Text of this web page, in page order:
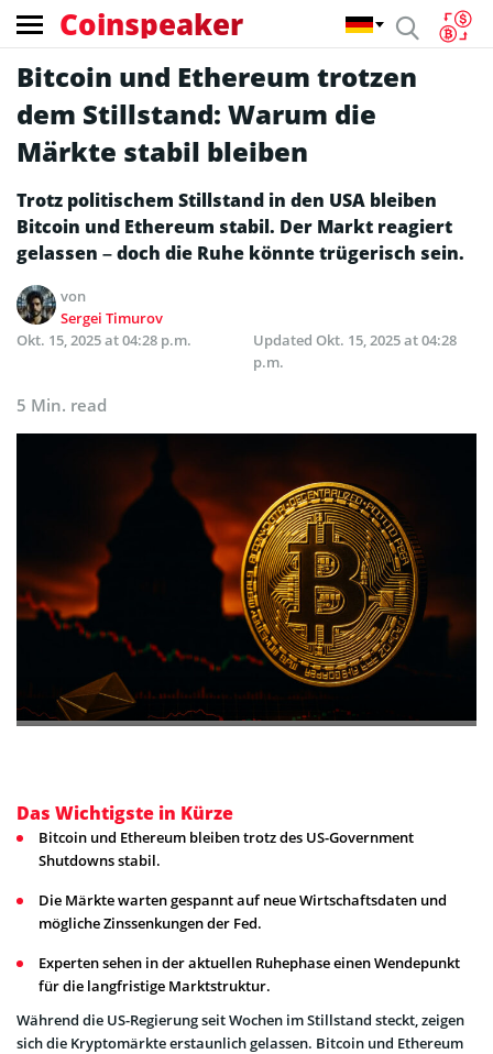
Coinspeaker
Bitcoin und Ethereum trotzen
dem Stillstand: Warum die
Märkte stabil bleiben
Trotz politischem Stillstand in den USA bleiben
Bitcoin und Ethereum stabil. Der Markt reagiert
gelassen – doch die Ruhe könnte trügerisch sein.
von
Sergei Timurov
Okt. 15, 2025 at 04:28 p.m.
Updated Okt. 15, 2025 at 04:28
p.m.
5 Min. read
Das Wichtigste in Kürze
Bitcoin und Ethereum bleiben trotz des US-Government
Shutdowns stabil.
Die Märkte warten gespannt auf neue Wirtschaftsdaten und
mögliche Zinssenkungen der Fed.
Experten sehen in der aktuellen Ruhephase einen Wendepunkt
für die langfristige Marktstruktur.
Während die US-Regierung seit Wochen im Stillstand steckt, zeigen
sich die Kryptomärkte erstaunlich gelassen. Bitcoin und Ethereum